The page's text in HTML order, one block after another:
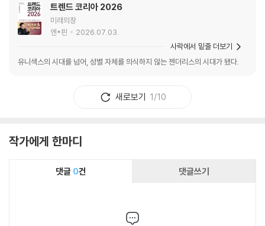
트렌드 코리아 2026
미래의창
엔*핀
2026.07.03.
유니섹스의 시대를 넘어, 성별 자체를 의식하지 않는 젠더리스의 시대가 됐다.
사락에서 밑줄 더보기
새로보기 1/10
작가에게 한마디
댓글 0건 댓글쓰기